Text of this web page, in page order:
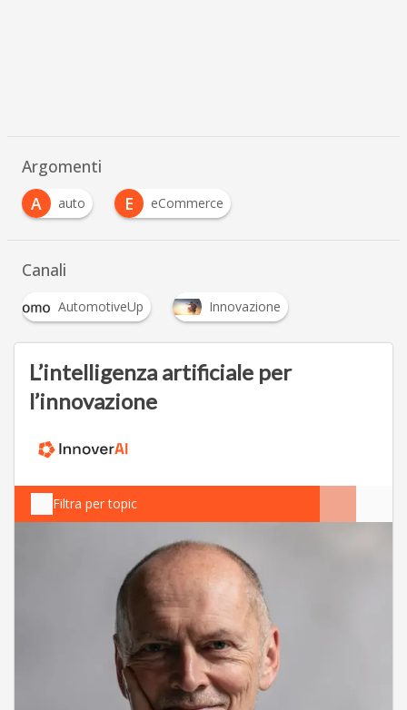
Argomenti
A
auto E eCommerce
Canali
AutomotiveUp Innovazione
L’intelligenza artificiale per
l’innovazione
Filtra per topic